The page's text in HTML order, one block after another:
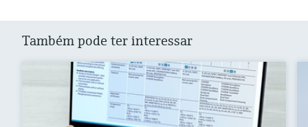
Também pode ter interessar